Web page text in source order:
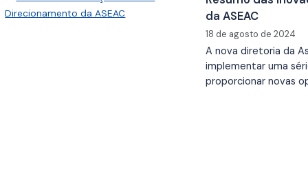
da ASEAC
18 de agosto de 2024
A nova diretoria da
implementar uma
proporcionar novas